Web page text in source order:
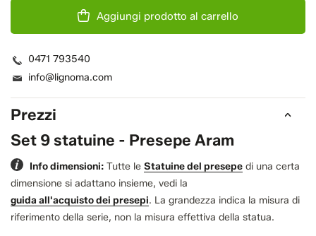
Prezzi
Set 9 statuine - Presepe Aram
Info dimensioni: Tutte le Statuine del presepe di una certa
dimensione si adattano insieme, vedi la
guida all'acquisto dei presepi. La grandezza indica la misura di
riferimento della serie, non la misura effettiva della statua.
Aggiungi prodotto al carrello
0471 793540
info@lignoma.com